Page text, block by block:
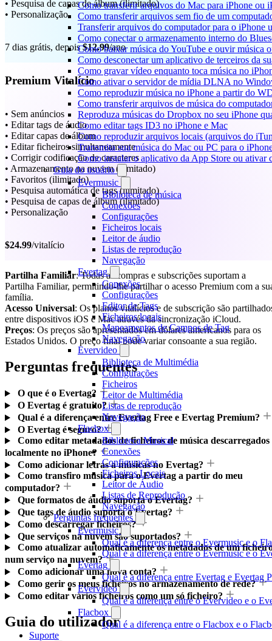
Como transferir arquivos do Mac para iPhone ou
Como transferir arquivos sem fio de um
Transferir arquivos do computador para o iPhone
Como conectar o armazenamento interno do
Como baixar música do YouTube e ouvir música
Como desconectar um aplicativo de terceiros da
Como gravar vídeo enquanto toca música no
Como ativar o servidor de mídia DLNA no
Como reproduzir música no iPhone a partir do
Como transferir arquivos de música do
Reproduza músicas do Dropbox no seu iPhone
Como editar tags ID3 no iPhone e Mac
Como reproduzir arquivos locais (arquivos do
Transmita sua música do Mac ou PC para o
Como instalar o aplicativo da App Store ou
Guia do usuário
Evermusic
Biblioteca de música
Conexões
Configurações
Ficheiros locais
Leitor de áudio
Listas de reprodução
Navegação
Evertag
Conexões
Configurações
Editor de Tags
Ficheiros locais
Mapeamentos de Campos de Tag
Navegação
Evervideo
Biblioteca de Multimédia
Configurações
Ficheiros
Leitor de Multimédia
Listas de reprodução
Navegação
Flacbox
Biblioteca Musical
Conexões
Configurações
Ficheiros Locais
Leitor de Áudio
Listas de Reprodução
Navegação
Perguntas frequentes
Evermusic
Qual é a diferença entre o Evermusic e o
Qual é a diferença entre o Evermusic e o
Evertag
Qual é a diferença entre Evertag e Evertag
Evervideo
Qual é a diferença entre o Evervideo e o
Flacbox
Qual é a diferença entre o Flacbox e o
Suporte
• Pesquisa de capas de álbum (ilimitado)
• Personalização
7 dias grátis, depois$12.99/ano
Premium Vitalício
• Sem anúncios
• Editar tags de áudio
• Editar capas de álbum
• Editar ficheiros simultaneamente
• Corrigir codificação de caracteres
• Armazenamento na nuvem (ilimitado)
• Favoritos (ilimitado)
• Pesquisa automática de tags (ilimitado)
• Pesquisa de capas de álbum (ilimitado)
• Personalização
$24.99/vitalício
Partilha Familiar: Todas as compras e subscrições suportam a
Partilha Familiar, permitindo-lhe partilhar o acesso Premium com a
família.
Acesso Universal: Os planos vitalícios e de subscrição são
entre dispositivos iOS e Mac através da sincronização iCloud.
Preços: Os preços são apresentados em dólares americanos para os
Estados Unidos. O preço final pode variar consoante a sua região.
Perguntas frequentes
O que é o Evertag?
O Evertag é gratuito?
Qual é a diferença entre Evertag Free e Evertag Premium?
O Evertag é seguro?
Como editar metadados de ficheiros de música descarregados
localmente no iPhone?
Como adicionar letras a músicas no Evertag?
Como transfiro música para o Evertag a partir do meu
computador?
Que formatos de áudio suporta o Evertag?
Que tags de áudio suporta o Evertag?
Como descarregar ficheiros?
Que serviços na nuvem são suportados?
Como atualizar automaticamente os metadados de um
num serviço na nuvem?
Como adicionar uma nova conta?
Como gerir os meus ficheiros no armazenamento de rede?
Como editar vários ficheiros como um só ficheiro?
Guia do utilizador